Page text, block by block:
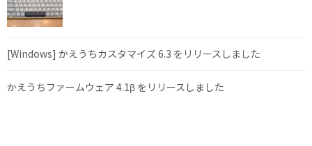
[Windows] かえうちカスタマイズ 6.3 をリリースしました
かえうちファームウェア 4.1β をリリースしました